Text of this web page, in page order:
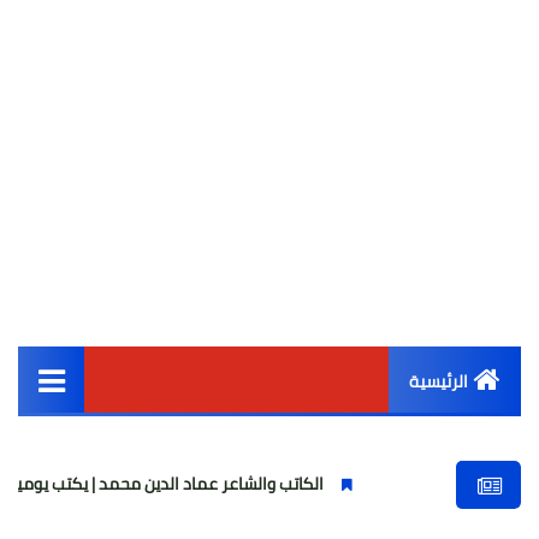
الرئيسية
أخبار مصر
الكاتب والشاعر عماد الدين محمد | يكتب يوميات شاعر